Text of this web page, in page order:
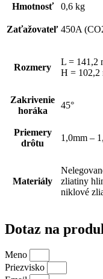
Hmotnosť 0,6 kg
Zaťažovateľ 450A
Rozmery
L = 141,2
H = 102,2
Zakrivenie
horáka
45°
Priemery
drôtu
1,0mm –
Materiály
zliatiny
niklové
Dotaz na
Meno
Priezvisko